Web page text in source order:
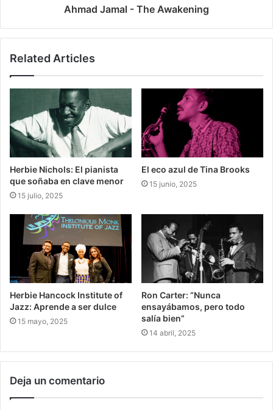
Ahmad Jamal - The Awakening
Related Articles
Herbie Nichols: El pianista
que soñaba en clave menor
15 julio, 2025
El eco azul de Tina Brooks
15 junio, 2025
Herbie Hancock Institute of
Jazz: Aprende a ser dulce
15 mayo, 2025
Ron Carter: “Nunca
ensayábamos, pero todo
salía bien”
14 abril, 2025
Deja un comentario